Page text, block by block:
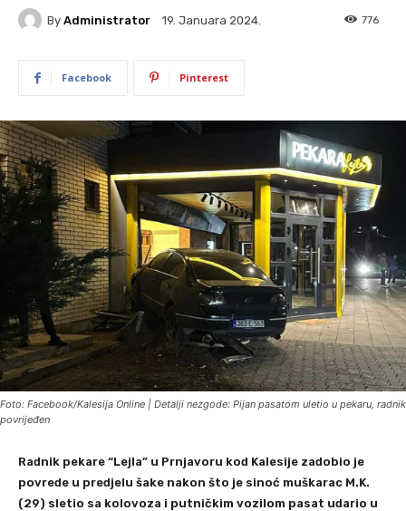
By Administrator 19. Januara 2024. 776
Facebook Pinterest
Foto: Facebook/Kalesija Online | Detalji nezgode: Pijan pasatom uletio u pekaru, radnik
povrijeđen
Radnik pekare “Lejla” u Prnjavoru kod Kalesije zadobio je
povrede u predjelu šake nakon što je sinoć muškarac M.K.
(29) sletio sa kolovoza i putničkim vozilom pasat udario u